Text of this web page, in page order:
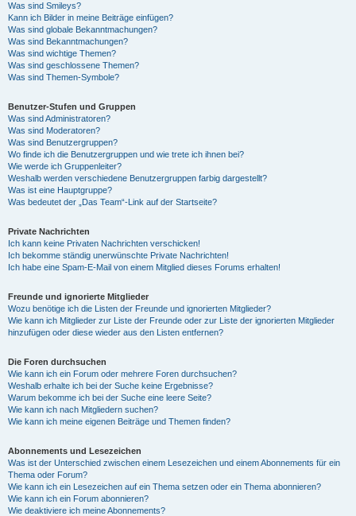
Was sind Smileys?
Kann ich Bilder in meine Beiträge einfügen?
Was sind globale Bekanntmachungen?
Was sind Bekanntmachungen?
Was sind wichtige Themen?
Was sind geschlossene Themen?
Was sind Themen-Symbole?
Benutzer-Stufen und Gruppen
Was sind Administratoren?
Was sind Moderatoren?
Was sind Benutzergruppen?
Wo finde ich die Benutzergruppen und wie trete ich ihnen bei?
Wie werde ich Gruppenleiter?
Weshalb werden verschiedene Benutzergruppen farbig dargestellt?
Was ist eine Hauptgruppe?
Was bedeutet der „Das Team“-Link auf der Startseite?
Private Nachrichten
Ich kann keine Privaten Nachrichten verschicken!
Ich bekomme ständig unerwünschte Private Nachrichten!
Ich habe eine Spam-E-Mail von einem Mitglied dieses Forums erhalten!
Freunde und ignorierte Mitglieder
Wozu benötige ich die Listen der Freunde und ignorierten Mitglieder?
Wie kann ich Mitglieder zur Liste der Freunde oder zur Liste der ignorierten Mitglieder
hinzufügen oder diese wieder aus den Listen entfernen?
Die Foren durchsuchen
Wie kann ich ein Forum oder mehrere Foren durchsuchen?
Weshalb erhalte ich bei der Suche keine Ergebnisse?
Warum bekomme ich bei der Suche eine leere Seite?
Wie kann ich nach Mitgliedern suchen?
Wie kann ich meine eigenen Beiträge und Themen finden?
Abonnements und Lesezeichen
Was ist der Unterschied zwischen einem Lesezeichen und einem Abonnements für ein
Thema oder Forum?
Wie kann ich ein Lesezeichen auf ein Thema setzen oder ein Thema abonnieren?
Wie kann ich ein Forum abonnieren?
Wie deaktiviere ich meine Abonnements?